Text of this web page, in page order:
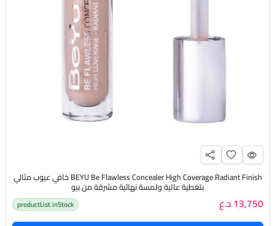
BEYU Be Flawless Concealer High Coverage Radiant Finish خافي عيوب مثالي
بتغطية عالية ولمسة نهائية مشرقة من بيو
13,750 د.ع productList.inStock